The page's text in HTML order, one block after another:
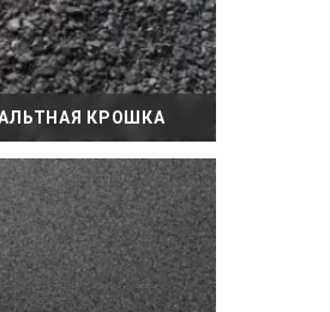
КРОШКА